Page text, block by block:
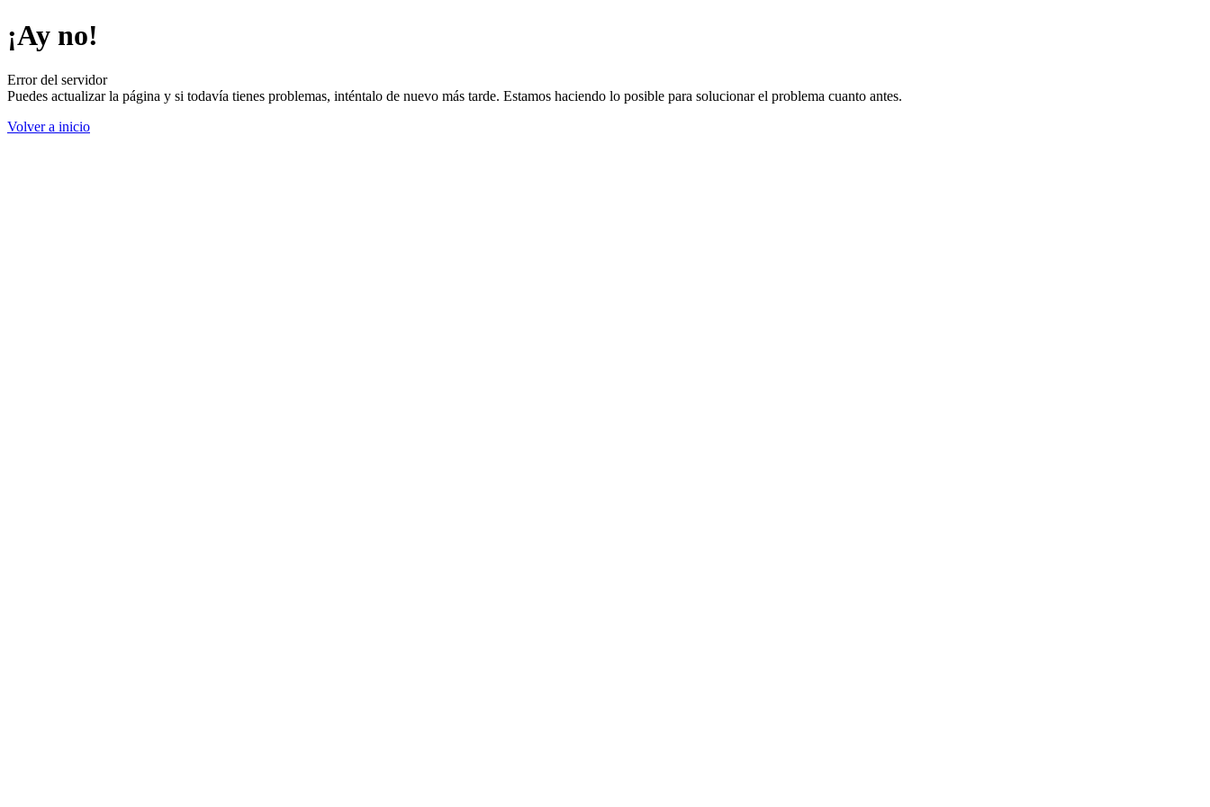
¡Ay no!
Error del servidor
Puedes actualizar la página y si todavía tienes problemas, inténtalo de nuevo más tarde. Estamos haciendo lo posible para solucionar el problema cuanto antes.
Volver a inicio